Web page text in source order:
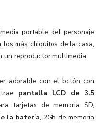
portable del personaje
los más chiquitos de la casa,
un reproductor multimedia.
adorable con el botón con
pantalla LCD de 3.5
tarjetas de memoria SD,
la batería, 2Gb de memoria